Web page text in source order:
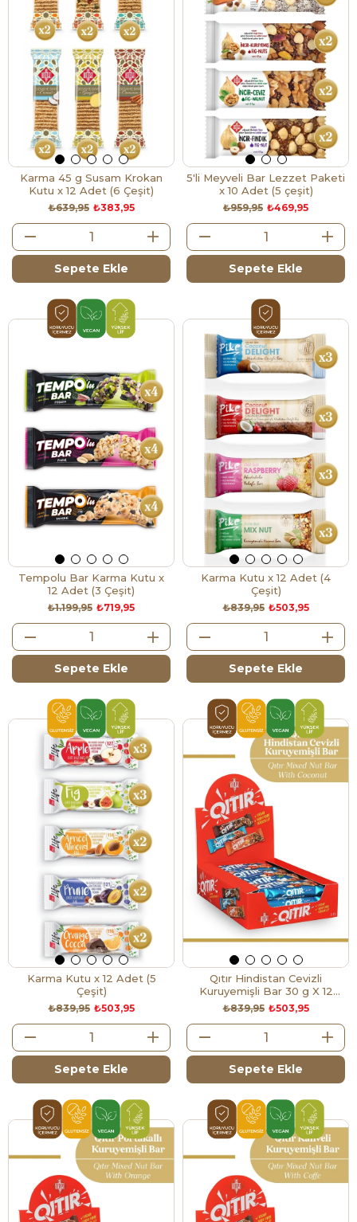
Karma 45 g Susam Krokan
Kutu x 12 Adet (6 Çeşit)
₺383,95
₺639,95
Sepete Ekle
5'li Meyveli Bar Lezzet Paketi
x 10 Adet (5 çeşit)
₺469,95
₺959,95
Sepete Ekle
Tempolu Bar Karma Kutu x
12 Adet (3 Çeşit)
₺719,95
₺1.199,95
Sepete Ekle
Karma Kutu x 12 Adet (4
Çeşit)
₺503,95
₺839,95
Sepete Ekle
Karma Kutu x 12 Adet (5
Çeşit)
₺503,95
₺839,95
Sepete Ekle
Qıtır Hindistan Cevizli
Kuruyemişli Bar 30 g X 12
Adet₺503,95
₺839,95
Sepete Ekle